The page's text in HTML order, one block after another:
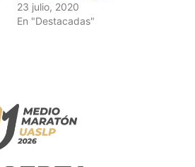
23 julio, 2020
En "Destacadas"